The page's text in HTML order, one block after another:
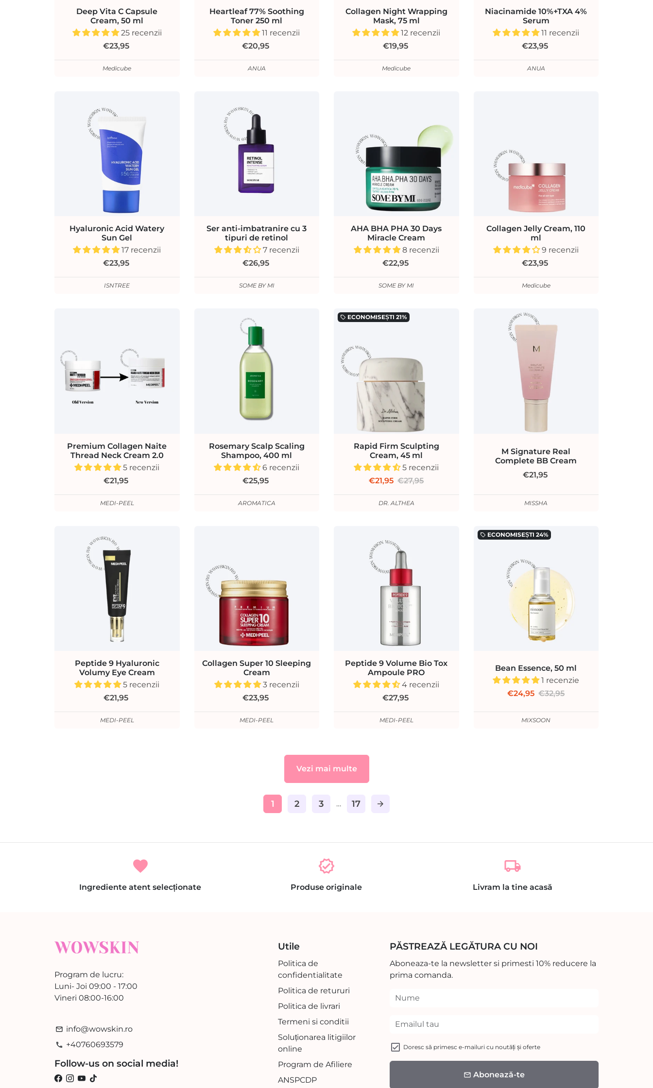
Deep Vita C Capsule
Cream, 50 ml
25 recenzii
€23,95
Medicube
Heartleaf 77% Soothing
Toner 250 ml
11 recenzii
€20,95
ANUA
Collagen Night Wrapping
Mask, 75 ml
12 recenzii
€19,95
Medicube
Niacinamide 10%+TXA 4%
Serum
11 recenzii
€23,95
ANUA
Hyaluronic Acid Watery
Sun Gel
17 recenzii
€23,95
ISNTREE
Ser anti-imbatranire cu 3
tipuri de retinol
7 recenzii
€26,95
SOME BY MI
AHA BHA PHA 30 Days
Miracle Cream
8 recenzii
€22,95
SOME BY MI
Collagen Jelly Cream, 110
ml
9 recenzii
€23,95
Medicube
Premium Collagen Naite
Thread Neck Cream 2.0
5 recenzii
€21,95
MEDI-PEEL
Rosemary Scalp Scaling
Shampoo, 400 ml
6 recenzii
€25,95
AROMATICA
local_offer ECONOMISEȘTI 21%
Rapid Firm Sculpting
Cream, 45 ml
5 recenzii
€21,95 €27,95
DR. ALTHEA
M Signature Real
Complete BB Cream
€21,95
MISSHA
Peptide 9 Hyaluronic
Volumy Eye Cream
5 recenzii
€21,95
MEDI-PEEL
Collagen Super 10 Sleeping
Cream
3 recenzii
€23,95
MEDI-PEEL
Peptide 9 Volume Bio Tox
Ampoule PRO
4 recenzii
€27,95
MEDI-PEEL
local_offer ECONOMISEȘTI 24%
Bean Essence, 50 ml
1 recenzie
€24,95 €32,95
MIXSOON
Vezi mai multe
1 2 3 … 17 arrow_forward
favorite
Ingrediente atent selecționate
verified
Produse originale
local_shipping
Livram la tine acasă
Program de lucru:
Luni- Joi 09:00 - 17:00
Vineri 08:00-16:00
email info@wowskin.ro
phone +40760693579
Follow-us on social media!
Utile
Politica de
confidentialitate
Politica de retururi
Politica de livrari
Termeni si conditii
Soluționarea litigiilor
online
Program de Afiliere
ANSPCDP
PĂSTREAZĂ LEGĂTURA CU NOI
Aboneaza-te la newsletter si primesti 10% reducere la
prima comanda.
Doresc să primesc e-mailuri cu noutăți și oferte
email Abonează-te